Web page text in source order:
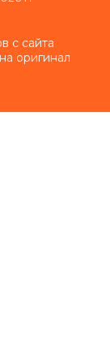
с сайта
оригинал